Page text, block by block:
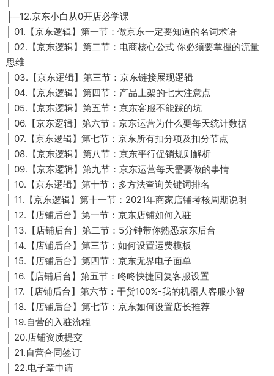
├─12.京东小白从0开店必学课
│ 01.【京东逻辑】第一节：做京东一定要知道的名词术语
│ 02.【京东逻辑】第二节：电商核心公式 你必须要掌握的流量
思维
│ 03.【京东逻辑】第三节：京东链接展现逻辑
│ 04.【京东逻辑】第四节：产品上架的七大注意点
│ 05.【京东逻辑】第五节：京东客服不能踩的坑
│ 06.【京东逻辑】第六节：京东运营为什么要每天统计数据
│ 07.【京东逻辑】第七节：京东所有扣分项及扣分节点
│ 08.【京东逻辑】第八节：京东平行促销规则解析
│ 09.【京东逻辑】第九节：京东运营每天需要做的事情
│ 10.【京东逻辑】第十节：多方法查询关键词排名
│ 11.【京东逻辑】第十一节：2021年商家店铺考核周期说明
│ 12.【店铺后台】第一节：京东店铺如何入驻
│ 13.【店铺后台】第二节：5分钟带你熟悉京东后台
│ 14.【店铺后台】第三节：如何设置运费模板
│ 15.【店铺后台】第四节：京东无界电子面单
│ 16.【店铺后台】第五节：咚咚快捷回复客服设置
│ 17.【店铺后台】第六节：干货100%-我的机器人客服小智
│ 18.【店铺后台】第七节：京东如何设置店长推荐
│ 19.自营的入驻流程
│ 20.店铺资质提交
│ 21.自营合同签订
│ 22.电子章申请